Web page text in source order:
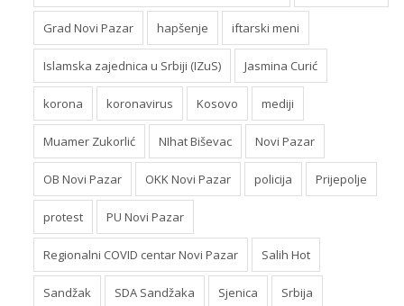
Grad Novi Pazar hapšenje iftarski meni
Islamska zajednica u Srbiji (IZuS) Jasmina Curić
korona koronavirus Kosovo mediji
Muamer Zukorlić NIhat Biševac Novi Pazar
OB Novi Pazar OKK Novi Pazar policija Prijepolje
protest PU Novi Pazar
Regionalni COVID centar Novi Pazar Salih Hot
Sandžak SDA Sandžaka Sjenica Srbija